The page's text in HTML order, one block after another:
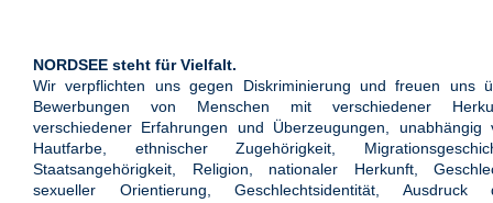
NORDSEE steht für Vielfalt.
Wir verpflichten uns gegen Diskriminierung und freuen uns
Bewerbungen von Menschen mit verschiedener
verschiedener Erfahrungen und Überzeugungen, unabhängig
Hautfarbe, ethnischer Zugehörigkeit,
Staatsangehörigkeit, Religion, nationaler Herkunft,
sexueller Orientierung, Geschlechtsidentität, Ausdruck